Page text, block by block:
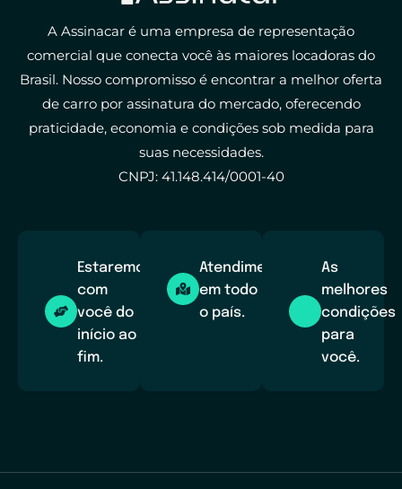
A Assinacar é uma empresa de representação
comercial que conecta você às maiores locadoras do
Brasil. Nosso compromisso é encontrar a melhor oferta
de carro por assinatura do mercado, oferecendo
praticidade, economia e condições sob medida para
suas necessidades.
CNPJ: 41.148.414/0001-40
Estaremos
com
você do
início ao
fim.
Atendimento
em todo
o país.
As
melhores
condições
para
você.